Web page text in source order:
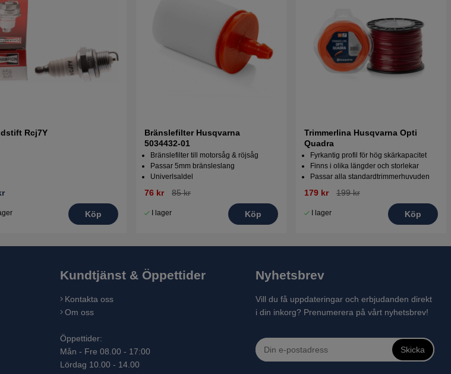
Rcj7Y
Köp
Bränslefilter Husqvarna
5034432-01
Bränslefilter till motorsåg & röjsåg
Passar 5mm bränsleslang
Univerlsaldel
76 kr 85 kr
I lager Köp
Trimmerlina Husqvarna Opti
Quadra
Fyrkantig profil för hög skärkapacitet
Finns i olika längder och storlekar
Passar alla standardtrimmerhuvuden
179 kr 199 kr
I lager Köp
Kundtjänst & Öppettider
Kontakta oss
Om oss
Öppettider:
Mån - Fre 08.00 - 17:00
Lördag 10.00 - 14.00
Nyhetsbrev
Vill du få uppdateringar och erbjudanden direkt
i din inkorg? Prenumerera på vårt nyhetsbrev!
Skicka